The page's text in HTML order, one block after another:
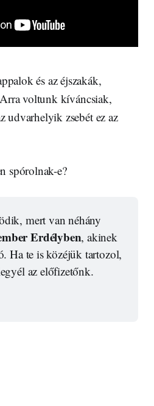
és az éjszakák,
voltunk kíváncsiak,
udvarhelyik zsebét ez az
spórolnak-e?
Erdélyben, akinek
Ha te is közéjük tartozol,
az előfizetőnk.